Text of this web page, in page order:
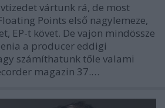
vártunk rá, de most
Points első nagylemeze,
EP-t követ. De vajon mindössze
a producer eddigi
számíthatunk tőle valami
magazin 37.…